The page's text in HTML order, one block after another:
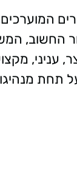
החשוב,
עניני,
תחת